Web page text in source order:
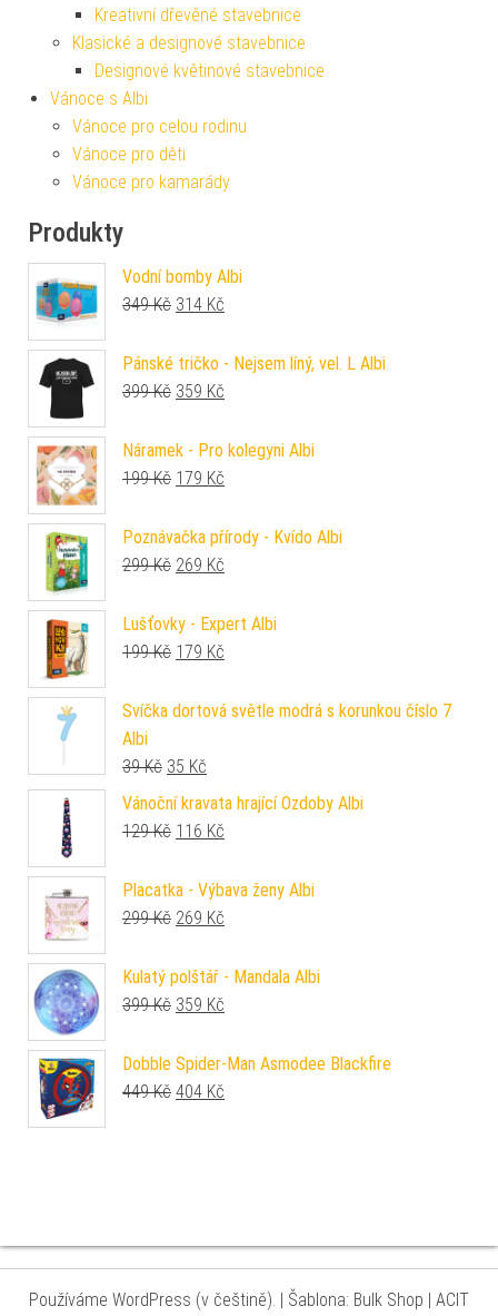
Kreativní dřevěné stavebnice
Klasické a designové stavebnice
Designové květinové stavebnice
Vánoce s Albi
Vánoce pro celou rodinu
Vánoce pro děti
Vánoce pro kamarády
Produkty
Vodní bomby Albi
349Kč Původní cena byla: 349 Kč.
314 Kč
Pánské tričko - Nejsem líný, vel. L Albi
399Kč Původní cena byla: 399 Kč.
359 Kč
Náramek - Pro kolegyni Albi
199Kč Původní cena byla: 199 Kč.
179 Kč
Poznávačka přírody - Kvído Albi
299Kč Původní cena byla: 299 Kč.
269 Kč
Lušťovky - Expert Albi
199Kč Původní cena byla: 199 Kč.
179 Kč
Svíčka dortová světle modrá s korunkou číslo 7
Albi
39Kč Původní cena byla: 39 Kč.
35 Kč
Vánoční kravata hrající Ozdoby Albi
129Kč Původní cena byla: 129 Kč.
116 Kč
Placatka - Výbava ženy Albi
299Kč Původní cena byla: 299 Kč.
269 Kč
Kulatý polštář - Mandala Albi
399Kč Původní cena byla: 399 Kč.
359 Kč
Dobble Spider-Man Asmodee Blackfire
449Kč Původní cena byla: 449 Kč.
404 Kč
Používáme WordPress (v češtině). | Šablona: Bulk Shop | ACIT